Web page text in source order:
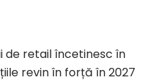
de retail încetinesc în
revin în forță în 2027